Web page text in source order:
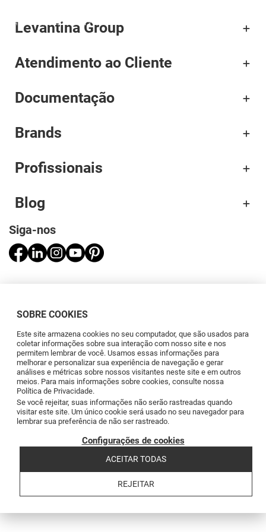
Projetos
Aplicações
SOBRE COOKIES
Este site armazena cookies no seu computador, que são usados para
coletar informações sobre sua interação com nosso site e nos
permitem lembrar de você. Usamos essas informações para
melhorar e personalizar sua experiência de navegação e gerar
análises e métricas sobre nossos visitantes neste site e em outros
meios. Para mais informações sobre cookies, consulte nossa
Política de Privacidade.
Se você rejeitar, suas informações não serão rastreadas quando
visitar este site. Um único cookie será usado no seu navegador para
lembrar sua preferência de não ser rastreado.
Configurações de cookies
ACEITAR TODAS
REJEITAR
Levantina Group
Atendimento ao Cliente
Documentação
Brands
Profissionais
Blog
Siga-nos
Reclamações